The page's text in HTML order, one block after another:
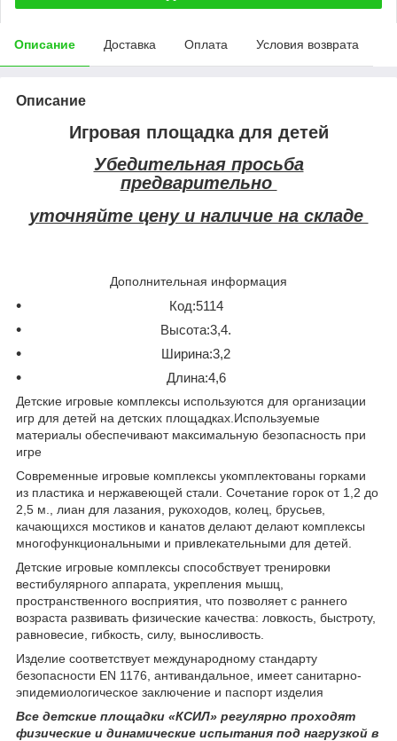
Описание Доставка Оплата Условия возврата
Описание
Игровая площадка для детей
Убедительная просьба
предварительно
уточняйте цену и наличие на складе
Дополнительная информация
Код:5114
Высота:3,4.
Ширина:3,2
Длина:4,6
Детские игровые комплексы используются для организации
игр для детей на детских площадках.Используемые
материалы обеспечивают максимальную безопасность при
игре
Современные игровые комплексы укомплектованы горками
из пластика и нержавеющей стали. Сочетание горок от 1,2 до
2,5 м., лиан для лазания, рукоходов, колец, брусьев,
качающихся мостиков и канатов делают делают комплексы
многофункциональными и привлекательными для детей.
Детские игровые комплексы способствует тренировки
вестибулярного аппарата, укрепления мышц,
пространственного восприятия, что позволяет с раннего
возраста развивать физические качества: ловкость, быстроту,
равновесие, гибкость, силу, выносливость.
Изделие соответствует международному стандарту
безопасности EN 1176, антивандальное, имеет санитарно-
эпидемиологическое заключение и паспорт изделия
Все детские площадки «КСИЛ» регулярно проходят
физические и динамические испытания под нагрузкой в